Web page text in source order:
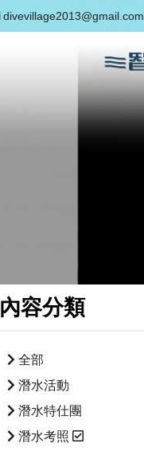
divevillage2013@gmail.com
內容分類
全部
潛水活動
潛水特仕團
潛水考照